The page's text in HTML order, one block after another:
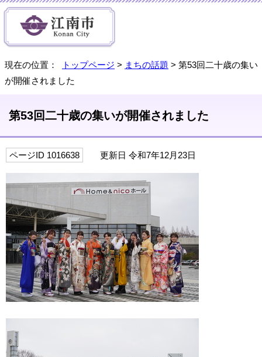
現在の位置： トップページ > まちの話題 > 第53回二十歳の集い
が開催されました
第53回二十歳の集いが開催されました
ページID 1016638 更新日 令和7年12月23日